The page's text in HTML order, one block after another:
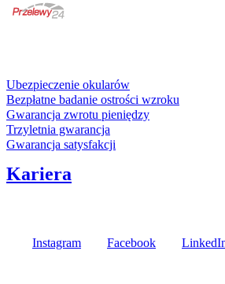
Ubezpieczenie okularów
Bezpłatne badanie ostrości wzroku
Gwarancja zwrotu pieniędzy
Trzyletnia gwarancja
Gwarancja satysfakcji
Kariera
Instagram Facebook